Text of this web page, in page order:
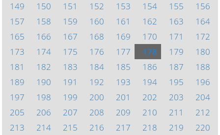
149
150 151 152 153 154 155
156
157
158 159 160 161 162 163
164
165
166 167 168 169 170 171
172
173
174 175 176 177 178 179
180
181
182 183 184 185 186 187
188
189
190 191 192 193 194 195
196
197
198 199 200 201 202 203
204
205
206 207 208 209 210 211
212
213
214 215 216 217 218 219
220